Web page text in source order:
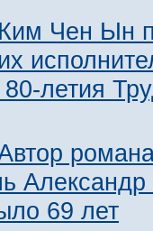
Ким Чен Ын
летия
69 лет